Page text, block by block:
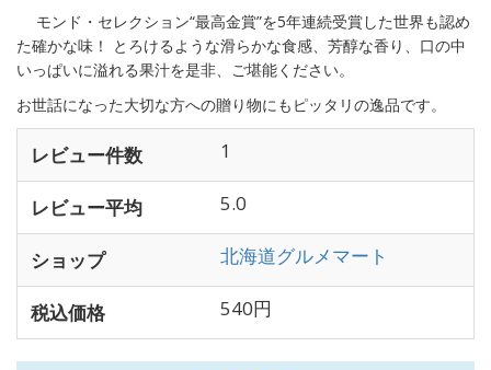
モンド・セレクション“最高金賞”を5年連続受賞した世界も認め
た確かな味！ とろけるような滑らかな食感、芳醇な香り、口の中
いっぱいに溢れる果汁を是非、ご堪能ください。
お世話になった大切な方への贈り物にもピッタリの逸品です。
レビュー件数 1
レビュー平均 5.0
ショップ 北海道グルメマート
税込価格 540円